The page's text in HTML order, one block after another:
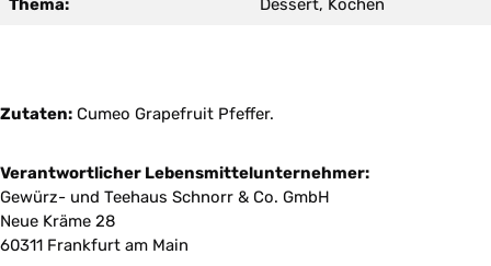
Thema: Dessert, Kochen
Zutaten: Cumeo Grapefruit Pfeffer.
Verantwortlicher Lebensmittelunternehmer:
Gewürz- und Teehaus Schnorr & Co. GmbH
Neue Kräme 28
60311 Frankfurt am Main